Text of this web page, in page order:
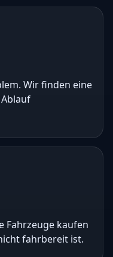
Wir finden eine
Fahrzeuge kaufen
fahrbereit ist.